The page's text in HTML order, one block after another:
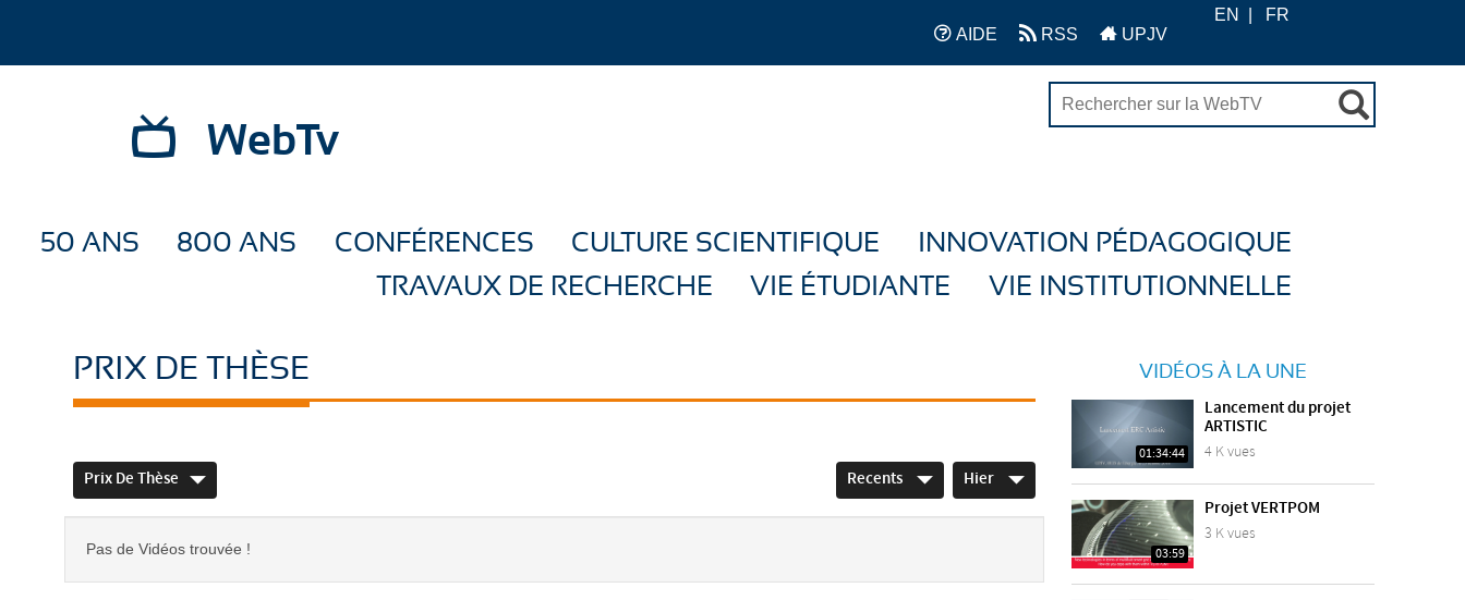
AIDE RSS UPJV
EN FR
WebTv
50 ANS 800 ANS CONFÉRENCES CULTURE SCIENTIFIQUE
INNOVATION PÉDAGOGIQUE
TRAVAUX DE RECHERCHE
VIE ÉTUDIANTE VIE INSTITUTIONNELLE
PRIX DE THÈSE
Prix De Thèse Recents Hier
Pas de Vidéos trouvée !
VIDÉOS À LA UNE
01:34:44
Lancement du projet
ARTISTIC
4 K vues
03:59
Projet VERTPOM
3 K vues